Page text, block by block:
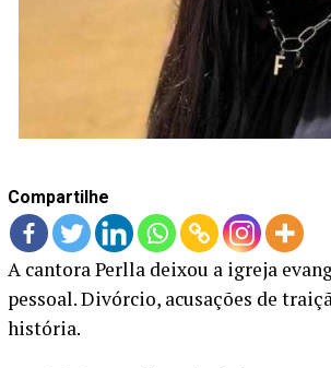
Compartilhe
A cantora Perlla deixou a igreja
pessoal. Divórcio, acusações de
história.